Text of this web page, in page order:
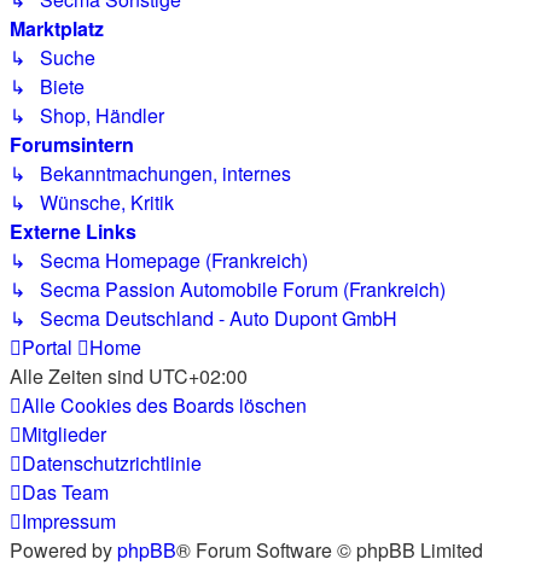
Marktplatz
↳ Suche
↳ Biete
↳ Shop, Händler
Forumsintern
↳ Bekanntmachungen, internes
↳ Wünsche, Kritik
Externe Links
↳ Secma Homepage (Frankreich)
↳ Secma Passion Automobile Forum (Frankreich)
↳ Secma Deutschland - Auto Dupont GmbH
Portal
Home
Alle Zeiten sind UTC+02:00
Alle Cookies des Boards löschen
Mitglieder
Datenschutzrichtlinie
Das Team
Impressum
Powered byphpBB® Forum Software © phpBB Limited